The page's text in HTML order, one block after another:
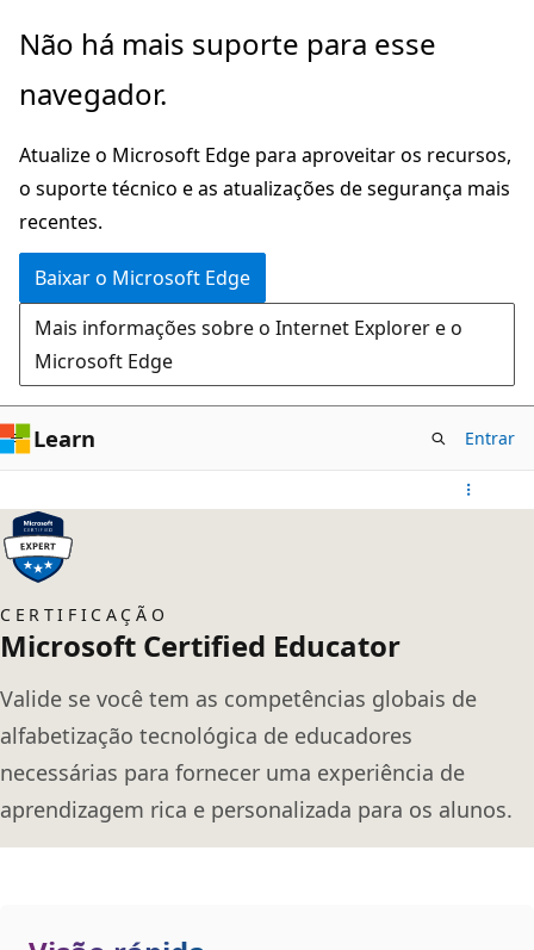
Pular
o
principal
Não há mais suporte para esse
navegador.
Atualize o Microsoft Edge para aproveitar os recursos,
o suporte técnico e as atualizações de segurança mais
recentes.
Baixar o Microsoft Edge
Mais informações sobre o Internet Explorer e o
Microsoft Edge
Learn Entrar
CERTIFICAÇÃO
Microsoft Certified Educator
Valide se você tem as competências globais de
alfabetização tecnológica de educadores
necessárias para fornecer uma experiência de
aprendizagem rica e personalizada para os alunos.